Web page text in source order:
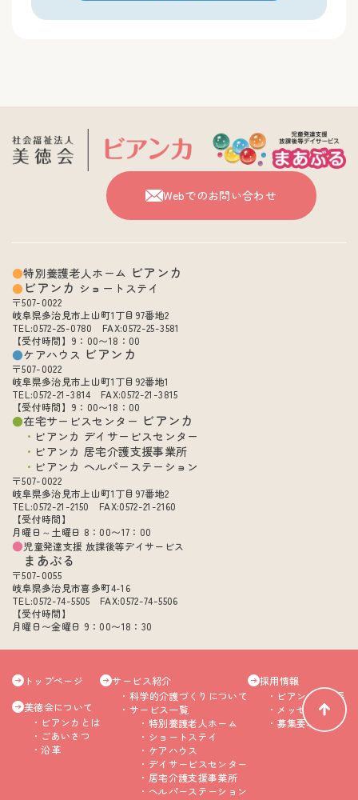
Webでのお問い合わせ
特別養護老人ホーム ビアンカ
ビアンカ ショートステイ
〒507-0022
岐阜県多治見市上山町1丁目97番地2
TEL:0572-25-0780 FAX:0572-25-3581
【受付時間】9：00〜18：00
ケアハウス ビアンカ
〒507-0022
岐阜県多治見市上山町1丁目92番地1
TEL:0572-21-3814 FAX:0572-21-3815
【受付時間】9：00〜18：00
在宅サービスセンター ビアンカ
ビアンカ デイサービスセンター
ビアンカ 居宅介護支援事業所
ビアンカ ヘルパーステーション
〒507-0022
岐阜県多治見市上山町1丁目97番地2
TEL:0572-21-2150 FAX:0572-21-2160
【受付時間】
月曜日～土曜日 8：00〜17：00
児童発達支援 放課後等デイサービス
まあぶる
〒507-0055
岐阜県多治見市喜多町4-16
TEL:0572-74-5505 FAX:0572-74-5506
【受付時間】
月曜日〜金曜日 9：00〜18：30
トップページ
美徳会について
ビアンカとは
ごあいさつ
沿革
サービス紹介
科学的介護づくりについて
サービス一覧
特別養護老人ホーム
ショートステイ
ケアハウス
デイサービスセンター
居宅介護支援事業所
ヘルパーステーション
採用情報
ビアンカの特長
メッセージ
募集要項